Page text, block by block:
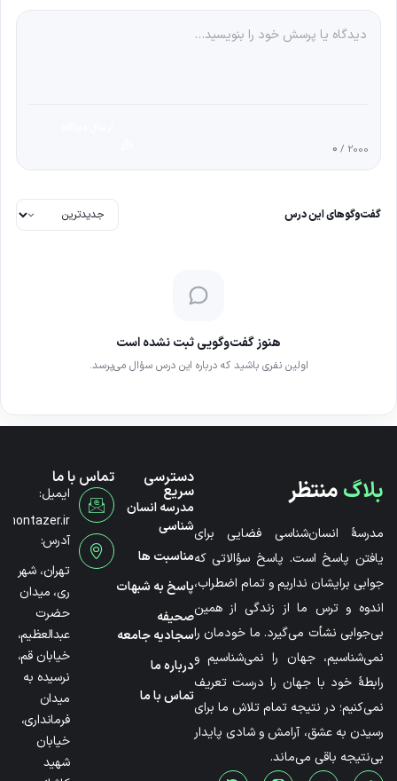
0 / 2000
گفت‌وگوهای این درس
هنوز گفت‌وگویی ثبت نشده است
اولین نفری باشید که درباره این درس سؤال می‌پرسد.
بلاگمنتظر
مدرسۀ انسان‌شناسی فضایی برای
یافتن پاسخ است. پاسخ سؤالاتی که
جوابی برایشان نداریم و تمام اضطراب،
اندوه و ترس ما از زندگی از همین
بی‌جوابی نشأت می‌گیرد. ما خودمان را
نمی‌شناسیم، جهان را نمی‌شناسیم و
رابطۀ خود با جهان را درست تعریف
نمی‌کنیم؛ در نتیجه تمام تلاش ما برای
رسیدن به عشق، آرامش و شادی پایدار
بی‌نتیجه باقی می‌ماند.
دسترسی
سریع
مدرسه انسان
شناسی
مناسبت ها
پاسخ به شبهات
صحیفه
سجادیه جامعه
درباره ما
تماس با ما
تماس با ما
ایمیل:
آدرس:
تهران، شهر
ری، میدان
حضرت
عبدالعظیم،
خیابان قم،
نرسیده به
میدان
فرمانداری،
خیابان
شهید